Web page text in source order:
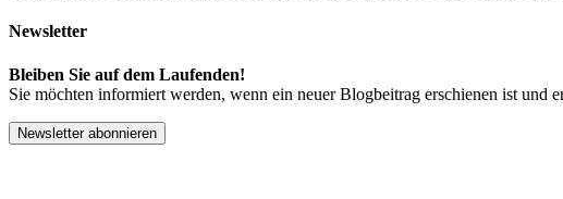
Newsletter
Bleiben Sie auf dem Laufenden!
Sie möchten informiert werden, wenn ein neuer Blogbeitrag erschienen ist und
Newsletter abonnieren